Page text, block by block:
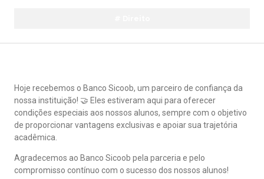
Hoje recebemos o Banco Sicoob, um parceiro de confiança da
nossa instituição! 🤝 Eles estiveram aqui para oferecer
condições especiais aos nossos alunos, sempre com o objetivo
de proporcionar vantagens exclusivas e apoiar sua trajetória
acadêmica.
Agradecemos ao Banco Sicoob pela parceria e pelo
compromisso contínuo com o sucesso dos nossos alunos!